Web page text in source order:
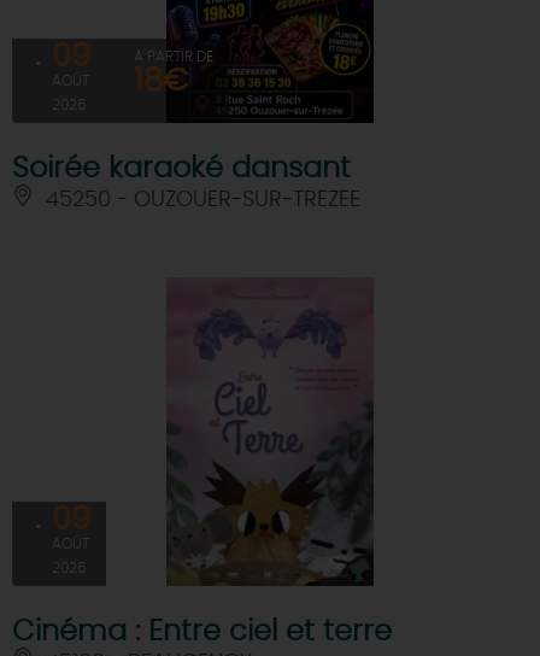
09
AOÛT
2026
À PARTIR DE
18€
Soirée karaoké dansant
45250 - OUZOUER-SUR-TREZEE
09
AOÛT
2026
Cinéma : Entre ciel et terre